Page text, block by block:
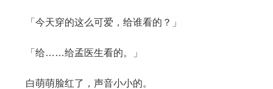
「今天穿的这么可爱，给谁看的？」
「给……给孟医生看的。」
白萌萌脸红了，声音小小的。